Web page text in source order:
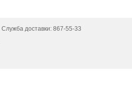
Служба доставки: 867-55-33